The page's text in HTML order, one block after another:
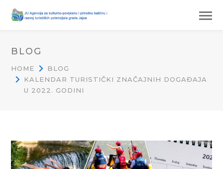
BLOG
HOME
BLOG
KALENDAR TURISTIČKI ZNAČAJNIH DOGAĐAJA
U 2022. GODINI